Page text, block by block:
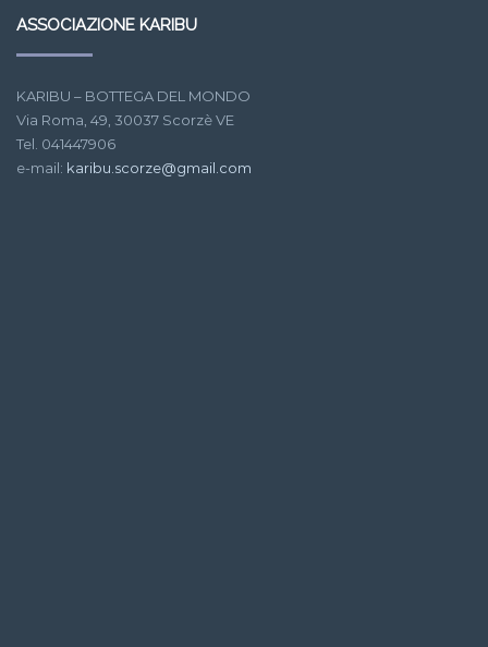
ASSOCIAZIONE KARIBU
KARIBU – BOTTEGA DEL MONDO
Via Roma, 49, 30037 Scorzè VE
Tel. 041447906
e-mail: karibu.scorze@gmail.com